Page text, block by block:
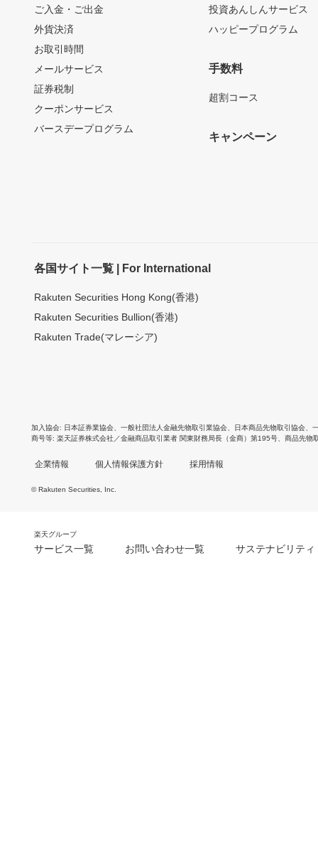
ご入金・ご出金
外貨決済
お取引時間
メールサービス
証券税制
クーポンサービス
バースデープログラム
投資あんしんサービス
ハッピープログラム
手数料
超割コース
キャンペーン
各国サイト一覧 | For International
Rakuten Securities Hong Kong(香港)
Rakuten Securities Bullion(香港)
Rakuten Trade(マレーシア)
加入協会 日本証券業協会、 一般社団法人金融先物取引業協会、 日本商品先物取引協会、
商号等 楽天証券株式会社／金融商品取引業者 関東財務局長（金商）第195号、商品先物
企業情報 個人情報保護方針 採用情報
© Rakuten Securities, Inc.
楽天グループ
サービス一覧 お問い合わせ一覧 サステナビリティ